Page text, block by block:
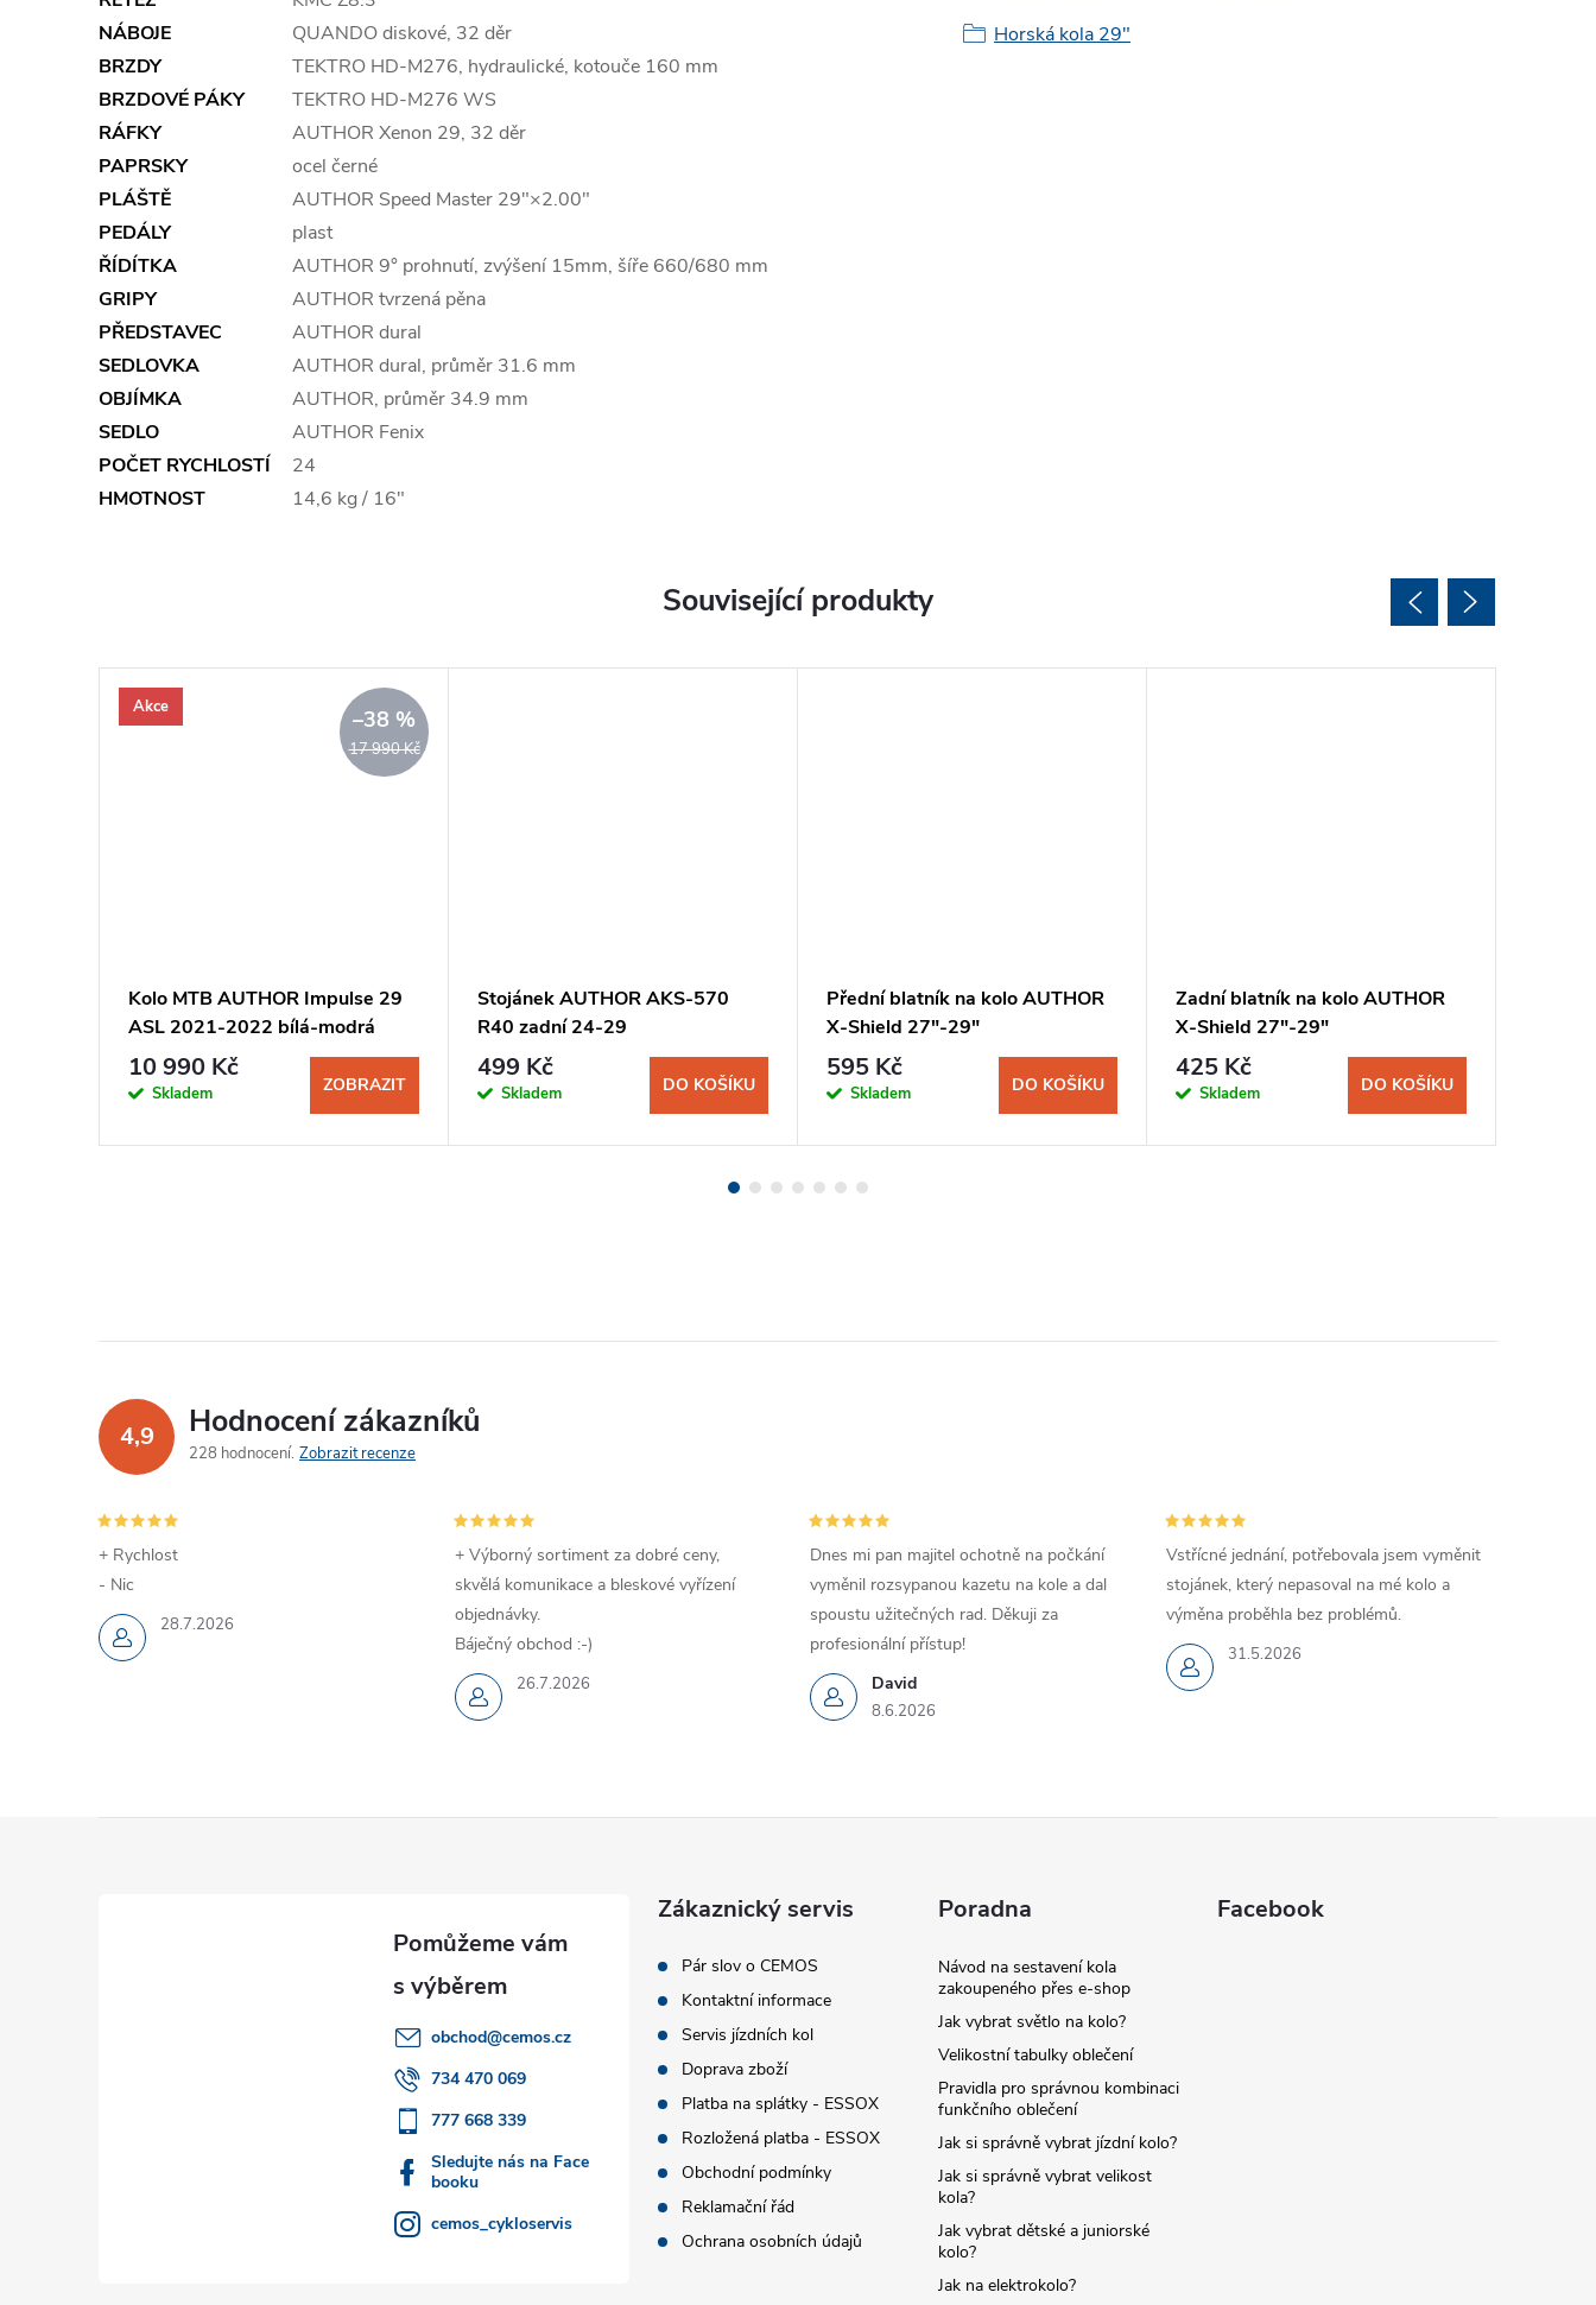
NÁBOJE
QUANDO diskové, 32 děr
BRZDY
TEKTRO HD-M276, hydraulické, kotouče 160 mm
BRZDOVÉ PÁKY
TEKTRO HD-M276 WS
RÁFKY
AUTHOR Xenon 29, 32 děr
PAPRSKY
ocel černé
PLÁŠTĚ
AUTHOR Speed Master 29"×2.00"
PEDÁLY
plast
ŘÍDÍTKA
AUTHOR 9° prohnutí, zvýšení 15mm, šíře 660/680 mm
GRIPY
AUTHOR tvrzená pěna
PŘEDSTAVEC
AUTHOR dural
SEDLOVKA
AUTHOR dural, průměr 31.6 mm
OBJÍMKA
AUTHOR, průměr 34.9 mm
SEDLO
AUTHOR Fenix
POČET RYCHLOSTÍ
24
HMOTNOST
14,6 kg / 16"
Horská kola 29"
Související produkty
Akce
17 990 Kč
–38 %
Kolo MTB AUTHOR Impulse 29
ASL 2021-2022 bílá-modrá
10 990 Kč
Skladem ZOBRAZIT
Stojánek AUTHOR AKS-570
R40 zadní 24-29
499 Kč
Skladem DO KOŠÍKU
Přední blatník na kolo AUTHOR
X-Shield 27"-29"
595 Kč
Skladem DO KOŠÍKU
Zadní blatník na kolo AUTHOR
X-Shield 27"-29"
425 Kč
Skladem DO KOŠÍKU
4,9 Hodnocení zákazníků
228 hodnocení Zobrazit recenze
28.7.2026
+ Rychlost
- Nic
26.7.2026
+ Výborný sortiment za dobré ceny,
skvělá komunikace a bleskové vyřízení
objednávky.
Báječný obchod :-)
David
8.6.2026
Dnes mi pan majitel ochotně na počkání
vyměnil rozsypanou kazetu na kole a dal
spoustu užitečných rad. Děkuji za
profesionální přístup!
31.5.2026
Vstřícné jednání, potřebovala jsem vyměnit
stojánek, který nepasoval na mé kolo a
výměna proběhla bez problémů.
obchod@cemos.cz
734 470 069
777 668 339
Sledujte nás na Face
booku
cemos_cykloservis
Zákaznický servis
Pár slov o CEMOS
Kontaktní informace
Servis jízdních kol
Doprava zboží
Platba na splátky - ESSOX
Rozložená platba - ESSOX
Obchodní podmínky
Reklamační řád
Ochrana osobních údajů
Poradna
Návod na sestavení kola
zakoupeného přes e-shop
Jak vybrat světlo na kolo?
Velikostní tabulky oblečení
Pravidla pro správnou kombinaci
funkčního oblečení
Jak si správně vybrat jízdní kolo?
Jak si správně vybrat velikost
kola?
Jak vybrat dětské a juniorské
kolo?
Jak na elektrokolo?
Facebook